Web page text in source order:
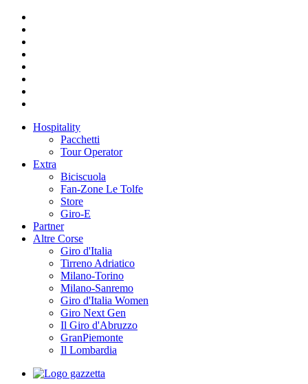
Hospitality
Pacchetti
Tour Operator
Extra
Biciscuola
Fan-Zone Le Tolfe
Store
Giro-E
Partner
Altre Corse
Giro d'Italia
Tirreno Adriatico
Milano-Torino
Milano-Sanremo
Giro d'Italia Women
Giro Next Gen
Il Giro d'Abruzzo
GranPiemonte
Il Lombardia